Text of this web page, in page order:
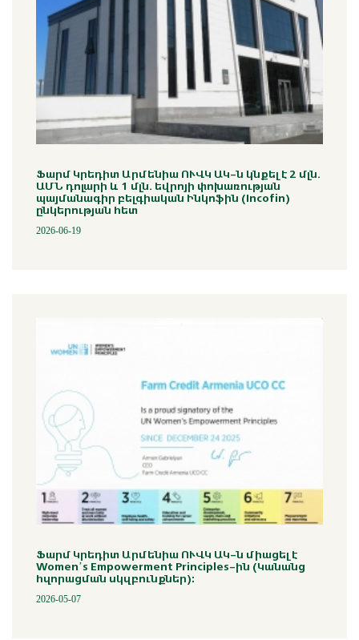
Ֆարմ Կրեդիտ Արմենիա ՈՒՎԿ ԱԿ-ն կնքել է 2 մլն.
ԱՄՆ դոլարի և 1 մլն. եվրոյի փոխառության
պայմանագիր բելգիական Ինկոֆին (Incofin)
ընկերության հետ
2026-06-19
Ֆարմ Կրեդիտ Արմենիա ՈՒՎԿ ԱԿ-ն միացել է
Women’s Empowerment Principles-ին (Կանանց
հզորացման սկզբունքներ)։
2026-05-07